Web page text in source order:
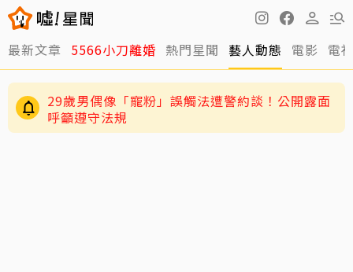
最新文章 5566小刀離婚 熱門星聞 藝人動態 電影 電
29歲男偶像「寵粉」誤觸法遭警約談！公開露面
呼籲遵守法規